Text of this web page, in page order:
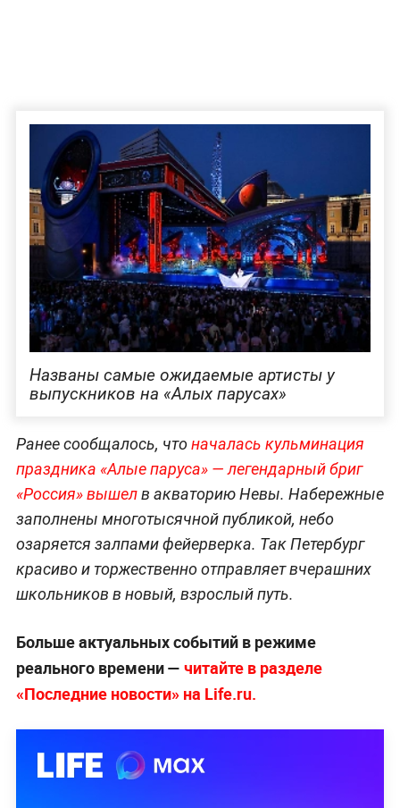
Названы самые ожидаемые артисты у
выпускников на «Алых парусах»
Ранее сообщалось, чтоначалась кульминация
праздника «Алые паруса» — легендарный бриг
«Россия» вышелв акваторию Невы. Набережные
заполнены многотысячной публикой, небо
озаряется залпами фейерверка. Так Петербург
красиво и торжественно отправляет вчерашних
школьников в новый, взрослый путь.
Больше актуальных событий в режиме
реального времени — читайте в разделе
«Последние новости» на Life.ru.